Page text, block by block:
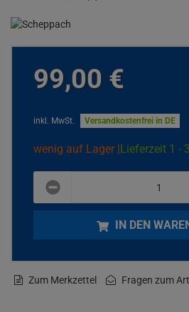
99,00 €
inkl. MwSt. Versandkostenfrei in DE
wenig auf Lager | Lieferzeit 1 -
plus
minus
IN DEN
Zum Merkzettel Fragen zum